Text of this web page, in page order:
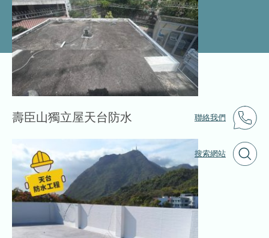
聯絡我們
搜索網站
壽臣山獨立屋天台防水